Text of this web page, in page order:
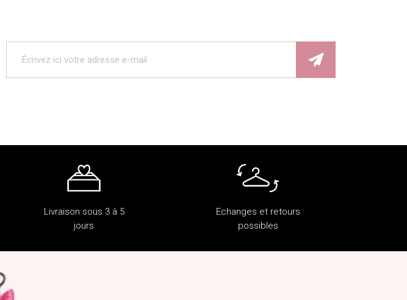
Livraison sous 3 à 5
jours
Echanges et retours
possibles